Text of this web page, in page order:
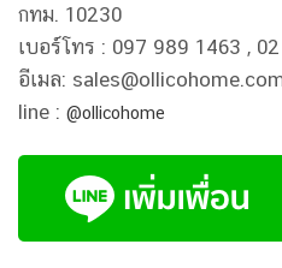
กทม. 10230
เบอร์โทร : 097 989 1463 ,
อีเมล:
line : @ollicohome